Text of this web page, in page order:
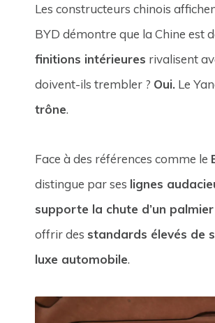
Les constructeurs chinois
BYD démontre que la Chine est
finitions intérieures rivalisent
doivent-ils trembler ? Oui. Le
trône.
Face à des références comme le
distingue par ses lignes
supporte la chute d’un palmier
offrir desstandards élevés de
luxe automobile.